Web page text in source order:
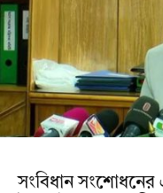
সংবিধান সংশোধনের